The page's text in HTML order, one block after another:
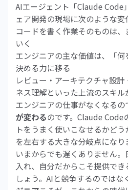
AIエージェント「Claude Code
ェア開発の現場に次のような変
コードを書く作業そのものは
いく
エンジニアの主な価値は、「
決める力に移る
レビュー・アーキテクチャ設
ネス理解といった上流のスキル
エンジニアの仕事がなくなるの
が変わるのです。Claude Code
トをうまく使いこなせるかど
を左右する大きな分岐点になり
いまからでも遅くありません
入れ、自分だからこそ提供で
しょう。AIと競争するのではな